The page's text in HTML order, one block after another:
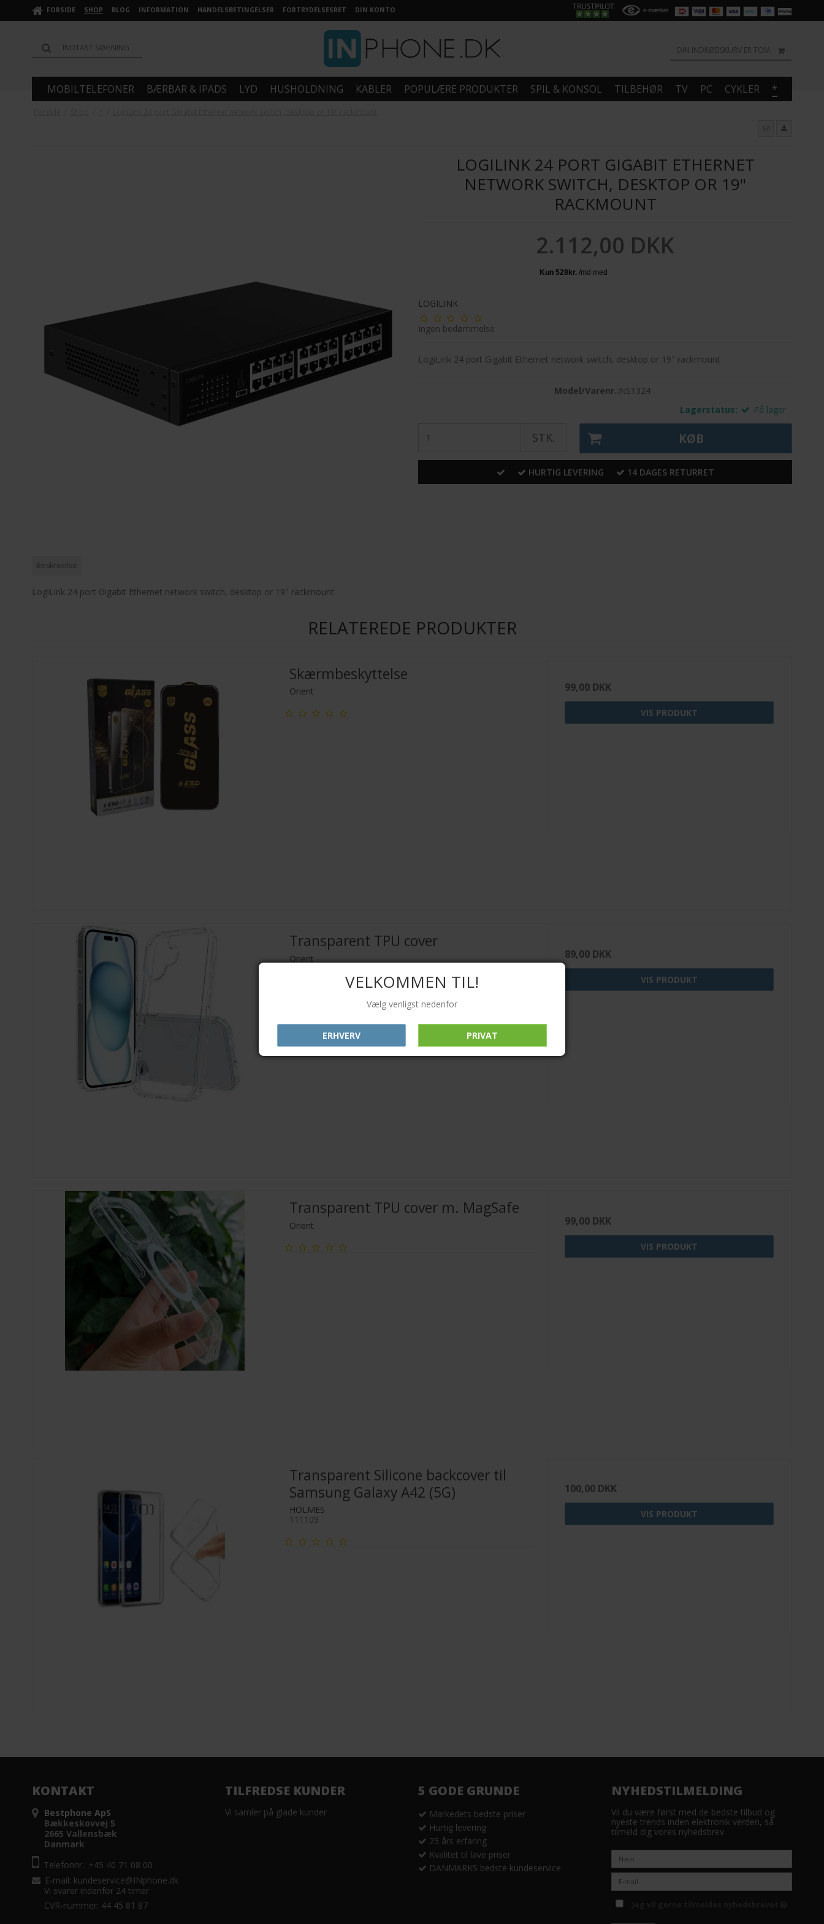
FORSIDE SHOP BLOG INFORMATION HANDELSBETINGELSER FORTRYDELSESRET DIN KONTO
DIN INDKØBSKURV ER TOM
MOBILTELEFONER BÆRBAR & IPADS LYD HUSHOLDNING KABLER POPULÆRE PRODUKTER SPIL & KONSOL TILBEHØR TV PC CYKLER *
LOGILINK 24 PORT GIGABIT ETHERNET
NETWORK SWITCH, DESKTOP OR 19"
RACKMOUNT
2.112,00 DKK
LOGILINK
Ingen bedømmelse
LogiLink 24 port Gigabit Ethernet network switch, desktop or 19" rackmount
Model/Varenr.:NS1324
Lagerstatus:
På lager
STK. KØB
HURTIG LEVERING 14 DAGES RETURRET
Beskrivelse
LogiLink 24 port Gigabit Ethernet network switch, desktop or 19" rackmount
RELATEREDE PRODUKTER
Skærmbeskyttelse
Orient 99,00 DKK
VIS PRODUKT
Transparent TPU cover
Orient 89,00 DKK
VIS PRODUKT
Transparent TPU cover m. MagSafe
Orient 99,00 DKK
VIS PRODUKT
Transparent Silicone backcover til
Samsung Galaxy A42 (5G)
HOLMES
111109
100,00 DKK
VIS PRODUKT
KONTAKT
Bestphone ApS
Bækkeskovvej 5
2665 Vallensbæk
Danmark
Telefonnr.: +45 40 71 08 00
E-mail: kundeservice@INphone.dk
Vi svarer indenfor 24 timer
CVR-nummer: 44 45 81 87
TILFREDSE KUNDER
Vi samler på glade kunder
5 GODE GRUNDE
Markedets bedste priser
Hurtig levering
25 års erfaring
Kvalitet til lave priser
DANMARKS bedste kundeservice
NYHEDSTILMELDING
Vil du være først med de bedste tilbud og
nyeste trends inden elektronik verden, så
tilmeld dig vores nyhedsbrev.
VELKOMMEN TIL!
Vælg venligst nedenfor
ERHVERV PRIVAT